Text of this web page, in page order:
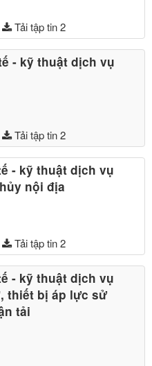
Tải tập tin 2
- kỹ thuật dịch vụ
Tải tập tin 2
- kỹ thuật dịch vụ
nội địa
Tải tập tin 2
- kỹ thuật dịch vụ
thiết bị áp lực sử
tải